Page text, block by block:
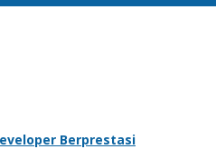
Berprestasi